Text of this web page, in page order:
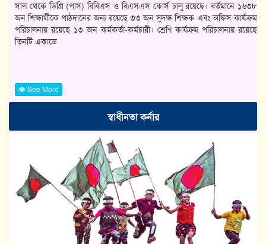
সাল থেকে ডিগ্রি (পাস) বিবিএস ও বিএসএস কোর্স চালু রয়েছে। বর্তমানে ১৬৩৮
জন শিক্ষার্থীকে পাঠদানের জন্য রয়েছে ৩৩ জন সুদক্ষ শিক্ষক এবং অফিস কার্যক্রম
পরিচালনায় রয়েছে ১৩ জন কর্মকর্তা-কর্মচারী। শ্রেণি কার্যক্রম পরিচালনায় রয়েছে
তিনটি একাডে
See More
স্বাধীনতা কর্নার